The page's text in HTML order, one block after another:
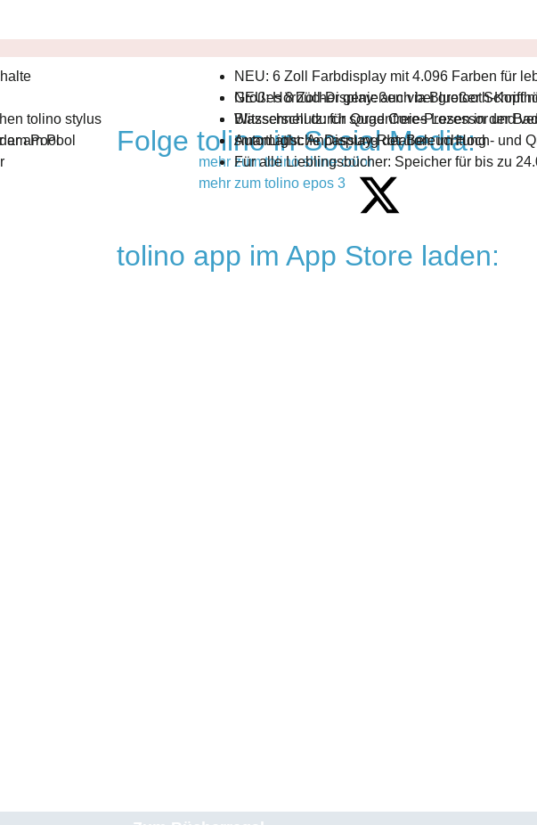
tolino stylus
am Pool
NEU: 6 Zoll Farbdisplay mit 4.096 Farben für
NEU: Hörbücher genießen via Bluetooth-
Wasserschutz: für sorgenfreies Lesen in der
smartLight: Anpassung der Beleuchtung
mehr zum tolino shine color
am Pool
Großes 8 Zoll-Display: auch bei großer Schrift
Blitzschnell durch Quad Core-Prozessor und
Automatische Display-Rotation: im Hoch- und
Für alle Lieblingsbücher: Speicher für bis zu
mehr zum tolino epos 3
Folge tolino in Social Media:
tolino app im App Store laden: